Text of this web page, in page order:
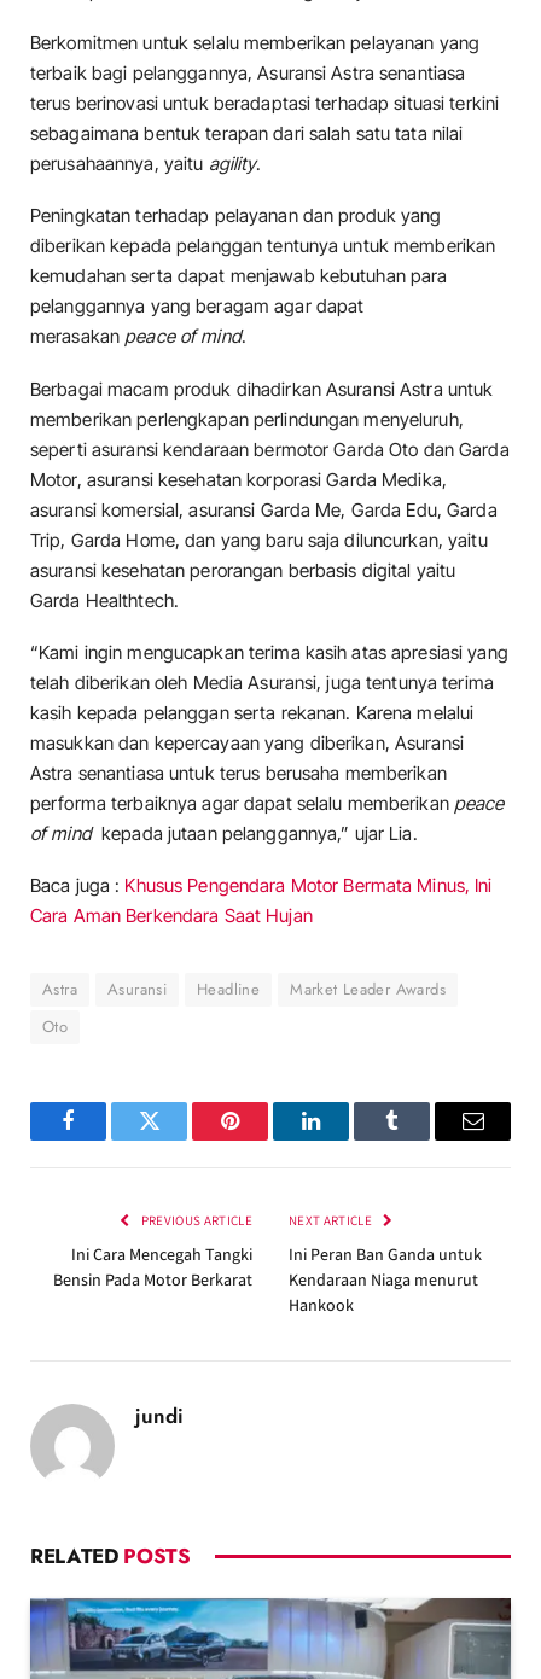
Berkomitmen untuk selalu memberikan pelayanan yang
terbaik bagi pelanggannya, Asuransi Astra senantiasa
terus berinovasi untuk beradaptasi terhadap situasi terkini
sebagaimana bentuk terapan dari salah satu tata nilai
perusahaannya, yaitu agility.
Peningkatan terhadap pelayanan dan produk yang
diberikan kepada pelanggan tentunya untuk memberikan
kemudahan serta dapat menjawab kebutuhan para
pelanggannya yang beragam agar dapat
merasakan peace of mind.
Berbagai macam produk dihadirkan Asuransi Astra untuk
memberikan perlengkapan perlindungan menyeluruh,
seperti asuransi kendaraan bermotor Garda Oto dan Garda
Motor, asuransi kesehatan korporasi Garda Medika,
asuransi komersial, asuransi Garda Me, Garda Edu, Garda
Trip, Garda Home, dan yang baru saja diluncurkan, yaitu
asuransi kesehatan perorangan berbasis digital yaitu
Garda Healthtech.
“Kami ingin mengucapkan terima kasih atas apresiasi yang
telah diberikan oleh Media Asuransi, juga tentunya terima
kasih kepada pelanggan serta rekanan. Karena melalui
masukkan dan kepercayaan yang diberikan, Asuransi
Astra senantiasa untuk terus berusaha memberikan
performa terbaiknya agar dapat selalu memberikan peace
of mindkepada jutaan pelanggannya,” ujar Lia.
Baca juga : Khusus Pengendara Motor Bermata Minus, Ini
Cara Aman Berkendara Saat Hujan
Astra Asuransi Headline
Market Leader Awards
Oto
FacebookTwitter Pinterest LinkedInTumblr Email
PREVIOUS ARTICLE
Ini Cara Mencegah Tangki
Bensin Pada Motor Berkarat
NEXT ARTICLE
Ini Peran Ban Ganda untuk
Kendaraan Niaga menurut
Hankook
jundi
RELATED POSTS